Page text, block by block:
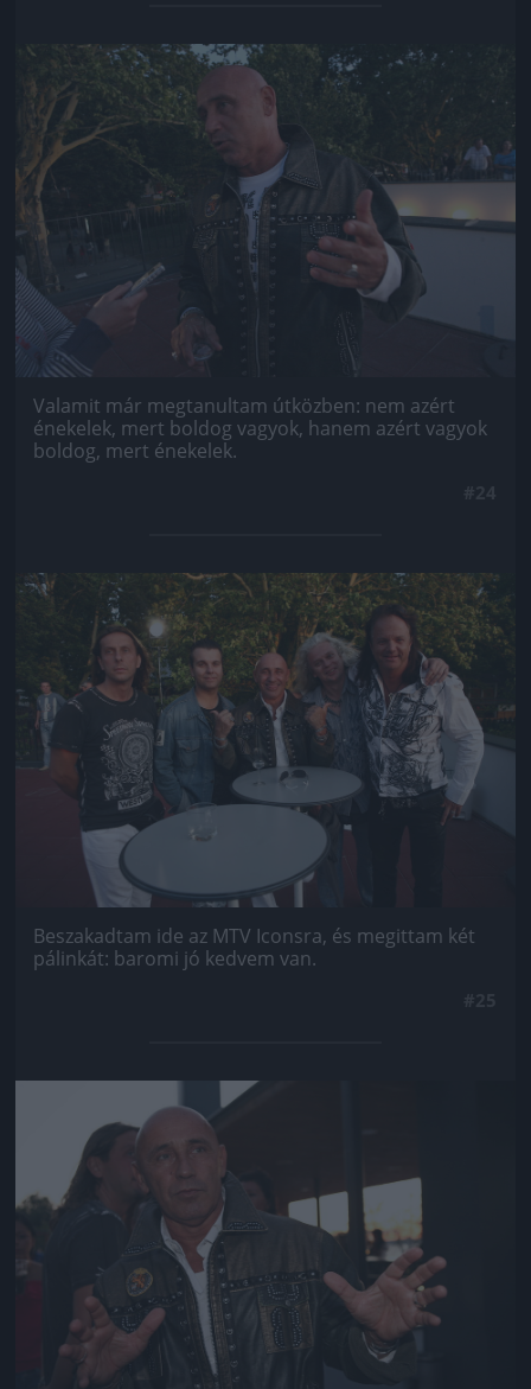
Jön még kép!
Valamit már megtanultam útközben: nem azért
énekelek, mert boldog vagyok, hanem azért vagyok
boldog, mert énekelek.
Jön még kép!
Beszakadtam ide az MTV Iconsra, és megittam két
pálinkát: baromi jó kedvem van.
Jön még kép!